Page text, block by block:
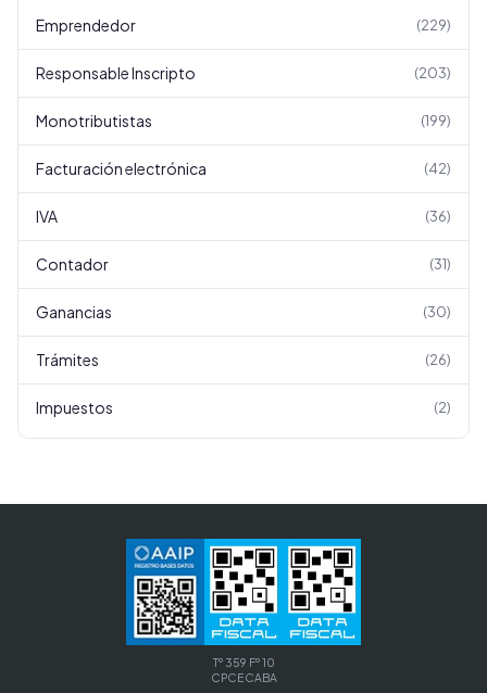
Emprendedor (229)
Responsable Inscripto (203)
Monotributistas (199)
Facturación electrónica (42)
IVA (36)
Contador (31)
Ganancias (30)
Trámites (26)
Impuestos (2)
Tº 359 Fº 10
CPCECABA